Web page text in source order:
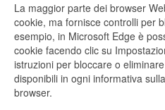
La maggior parte dei browser
cookie, ma fornisce controlli per
esempio, in Microsoft Edge è
cookie facendo clic su
istruzioni per bloccare o
disponibili in ogni informativa
browser.